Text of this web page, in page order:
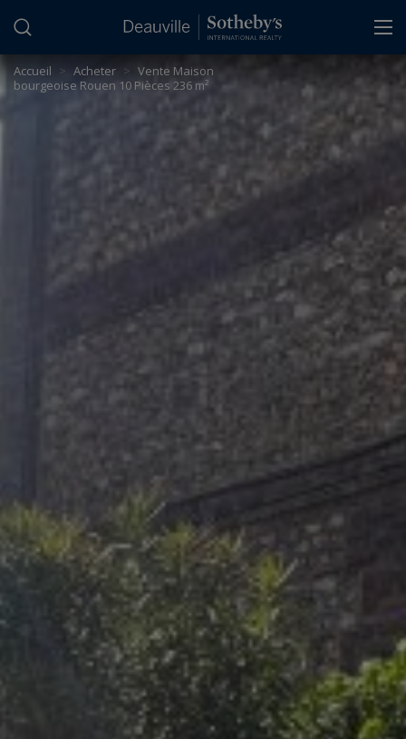
Accueil > Acheter > Vente Maison
bourgeoise Rouen 10 Pièces 236 m²